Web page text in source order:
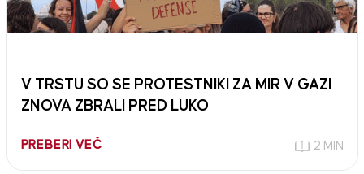
V TRSTU SO SE PROTESTNIKI ZA MIR V GAZI
ZNOVA ZBRALI PRED LUKO
PREBERI VEČ 2 MIN